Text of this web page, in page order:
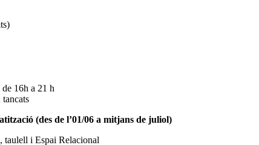
16h a 21 h
(des de l’01/06 a mitjans de juliol)
taulell i Espai Relacional